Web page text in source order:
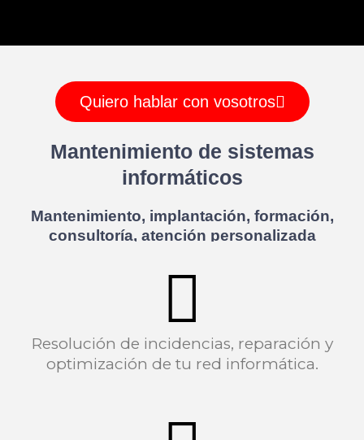
Quiero hablar con vosotros
Mantenimiento de sistemas
informáticos
Mantenimiento, implantación, formación,
consultoría, atención personalizada
Resolución de incidencias, reparación y
optimización de tu red informática.